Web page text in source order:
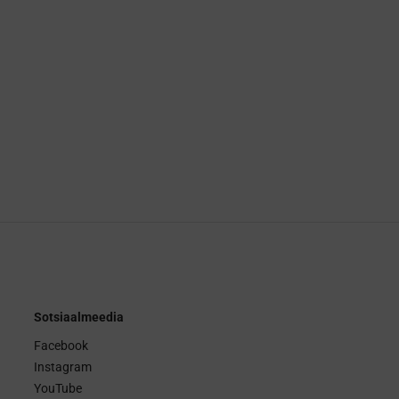
Sotsiaalmeedia
Facebook
Instagram
YouTube